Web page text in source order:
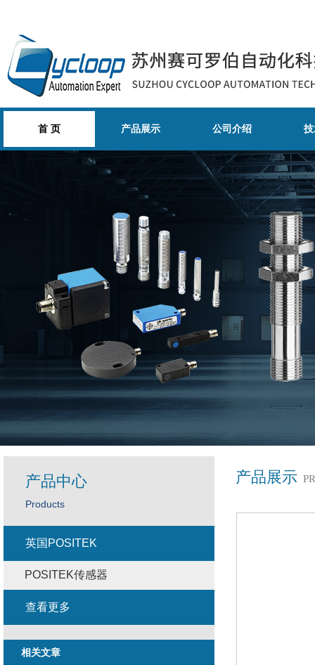
首 页 产品展示 公司介绍
产品展示
产品中心
Products
英国POSITEK
POSITEK传感器
查看更多
相关文章